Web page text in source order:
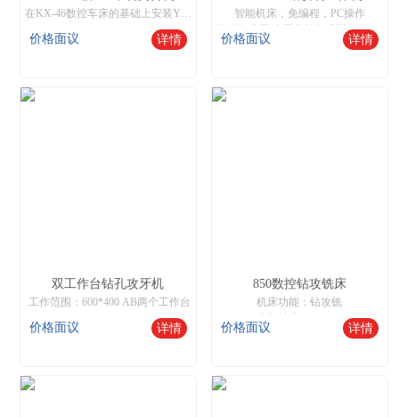
价格面议 详情
智能机床，免编程，PC操作
数控机床网,中国数控机床网,智能数控机床
价格面议 详情
双工作台钻孔攻牙机
工作范围：600*400 AB两个工作台
主轴钻速：0~5000r/min
价格面议 详情
850数控钻攻铣床
机床功能：钻攻铣
电机功率：6.8KW
有效行程：600*500*400
价格面议 详情